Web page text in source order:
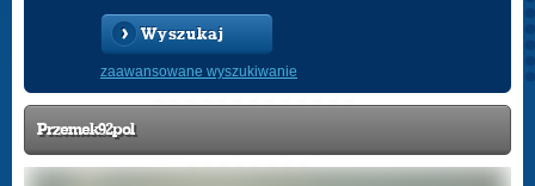
Wyszukaj
zaawansowane wyszukiwanie
Przemek92pol